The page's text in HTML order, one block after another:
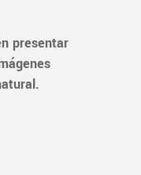
presentar